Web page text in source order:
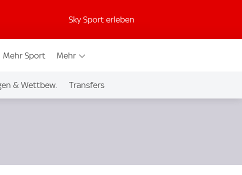
Sky Sport erleben
Mehr Sport Mehr
& Wettbew. Transfers